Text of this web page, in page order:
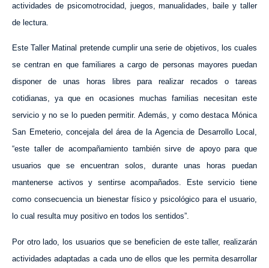
actividades de psicomotrocidad, juegos, manualidades, baile y taller
de lectura.
Este Taller Matinal pretende cumplir una serie de objetivos, los cuales
se centran en que familiares a cargo de personas mayores puedan
disponer de unas horas libres para realizar recados o tareas
cotidianas, ya que en ocasiones muchas familias necesitan este
servicio y no se lo pueden permitir. Además, y como destaca Mónica
San Emeterio, concejala del área de la Agencia de Desarrollo Local,
“este taller de acompañamiento también sirve de apoyo para que
usuarios que se encuentran solos, durante unas horas puedan
mantenerse activos y sentirse acompañados. Este servicio tiene
como consecuencia un bienestar físico y psicológico para el usuario,
lo cual resulta muy positivo en todos los sentidos”.
Por otro lado, los usuarios que se beneficien de este taller, realizarán
actividades adaptadas a cada uno de ellos que les permita desarrollar